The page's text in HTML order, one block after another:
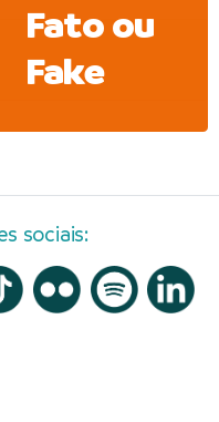
Fato ou
Fake
sociais: